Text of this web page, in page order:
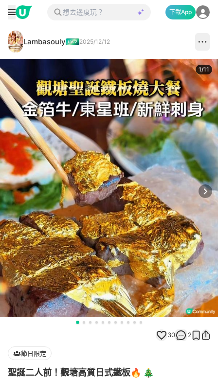
下載App
Lambasouly 2025/12/12
1/11
30 2
節日限定
聖誕二人前！觀塘高質日式鐵板🔥 🎄